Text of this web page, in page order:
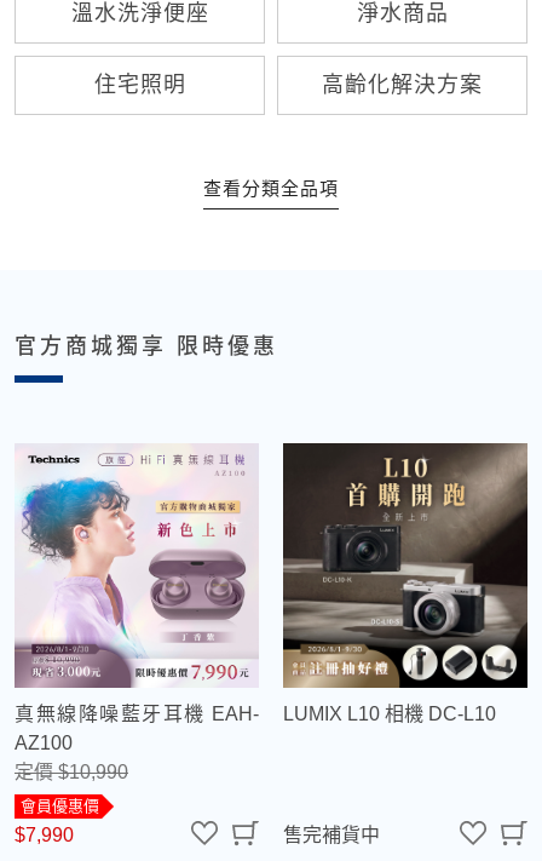
溫水洗淨便座 淨水商品
住宅照明 高齡化解決方案
查看分類全品項
官方商城獨享 限時優惠
真無線降噪藍牙耳機 EAH-
AZ100
定價 $10,990
會員優惠價
$7,990
LUMIX L10 相機 DC-L10
售完補貨中